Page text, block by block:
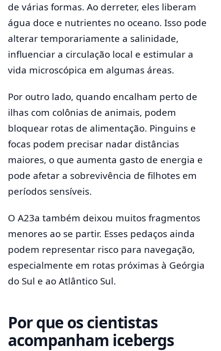
de várias formas. Ao derreter, eles liberam
água doce e nutrientes no oceano. Isso pode
alterar temporariamente a salinidade,
influenciar a circulação local e estimular a
vida microscópica em algumas áreas.
Por outro lado, quando encalham perto de
ilhas com colônias de animais, podem
bloquear rotas de alimentação. Pinguins e
focas podem precisar nadar distâncias
maiores, o que aumenta gasto de energia e
pode afetar a sobrevivência de filhotes em
períodos sensíveis.
O A23a também deixou muitos fragmentos
menores ao se partir. Esses pedaços ainda
podem representar risco para navegação,
especialmente em rotas próximas à Geórgia
do Sul e ao Atlântico Sul.
Por que os cientistas
acompanham icebergs